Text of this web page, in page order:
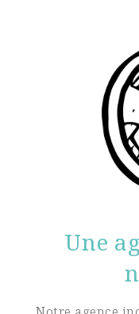
Une